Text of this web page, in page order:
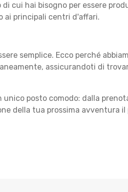
cui hai bisogno per essere
ai principali centri d'affari.
semplice. Ecco perché
assicurandoti di
posto comodo: dalla
della tua prossima avventura il